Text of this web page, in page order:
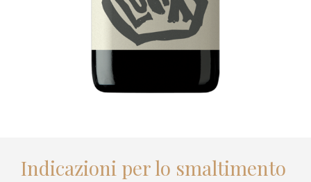
Indicazioni per lo smaltimento